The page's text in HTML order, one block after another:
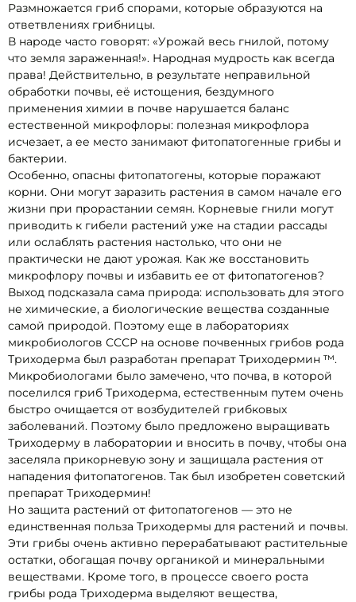
Размножается гриб спорами, которые образуются на
ответвлениях грибницы.
В народе часто говорят: «Урожай весь гнилой, потому
что земля зараженная!». Народная мудрость как всегда
права! Действительно, в результате неправильной
обработки почвы, её истощения, бездумного
применения химии в почве нарушается баланс
естественной микрофлоры: полезная микрофлора
исчезает, а ее место занимают фитопатогенные грибы и
бактерии.
Особенно, опасны фитопатогены, которые поражают
корни. Они могут заразить растения в самом начале его
жизни при прорастании семян. Корневые гнили могут
приводить к гибели растений уже на стадии рассады
или ослаблять растения настолько, что они не
практически не дают урожая. Как же восстановить
микрофлору почвы и избавить ее от фитопатогенов?
Выход подсказала сама природа: использовать для этого
не химические, а биологические вещества созданные
самой природой. Поэтому еще в лабораториях
микробиологов СССР на основе почвенных грибов рода
Триходерма был разработан препарат Триходермин ™.
Микробиологами было замечено, что почва, в которой
поселился гриб Триходерма, естественным путем очень
быстро очищается от возбудителей грибковых
заболеваний. Поэтому было предложено выращивать
Триходерму в лаборатории и вносить в почву, чтобы она
заселяла прикорневую зону и защищала растения от
нападения фитопатогенов. Так был изобретен советский
препарат Триходермин!
Но защита растений от фитопатогенов — это не
единственная польза Триходермы для растений и почвы.
Эти грибы очень активно перерабатывают растительные
остатки, обогащая почву органикой и минеральными
веществами. Кроме того, в процессе своего роста
грибы рода Триходерма выделяют вещества,